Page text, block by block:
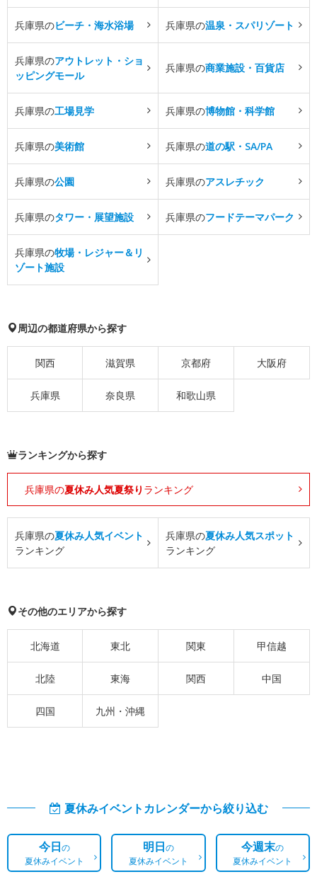
兵庫県のビーチ・海水浴場 兵庫県の温泉・スパリゾート
兵庫県のアウトレット・ショ
ッピングモール
兵庫県の商業施設・百貨店
兵庫県の工場見学 兵庫県の博物館・科学館
兵庫県の美術館 兵庫県の道の駅・SA/PA
兵庫県の公園 兵庫県のアスレチック
兵庫県のタワー・展望施設 兵庫県のフードテーマパーク
兵庫県の牧場・レジャー＆リ
ゾート施設
周辺の都道府県から探す
関西 滋賀県 京都府 大阪府
兵庫県 奈良県 和歌山県
ランキングから探す
兵庫県の夏休み人気夏祭り ランキング
兵庫県の夏休み人気イベント
ランキング
兵庫県の夏休み人気スポット
ランキング
その他のエリアから探す
北海道 東北 関東 甲信越
北陸 東海 関西 中国
四国 九州・沖縄
夏休みイベントカレンダーから絞り込む
今日の
夏休みイベント
明日の
夏休みイベント
今週末の
夏休みイベント